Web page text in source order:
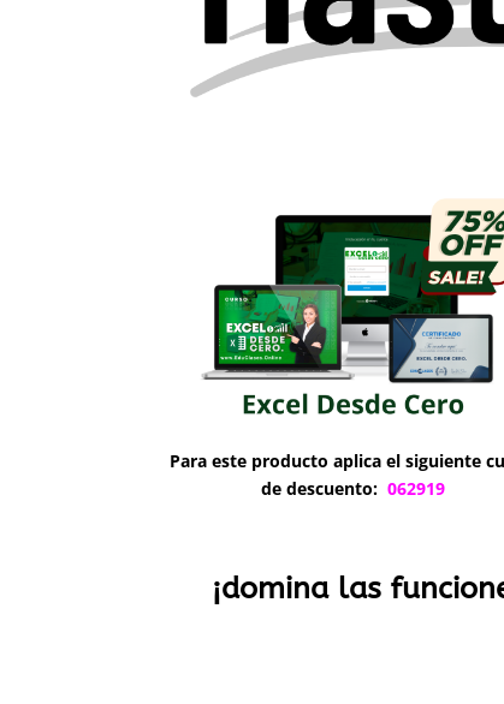
Para este producto aplica el siguiente
de descuento:062919
¡domina las